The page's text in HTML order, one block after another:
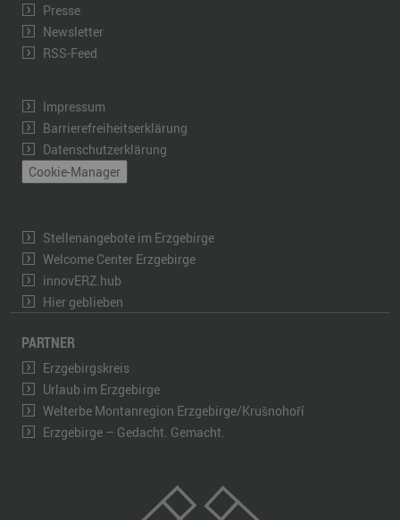
Presse
Newsletter
RSS-Feed
Impressum
Barrierefreiheitserklärung
Datenschutzerklärung
Cookie-Manager
Stellenangebote im Erzgebirge
Welcome Center Erzgebirge
innovERZ.hub
Hier geblieben
PARTNER
Erzgebirgskreis
Urlaub im Erzgebirge
Welterbe Montanregion Erzgebirge/Krušnohoří
Erzgebirge – Gedacht. Gemacht.